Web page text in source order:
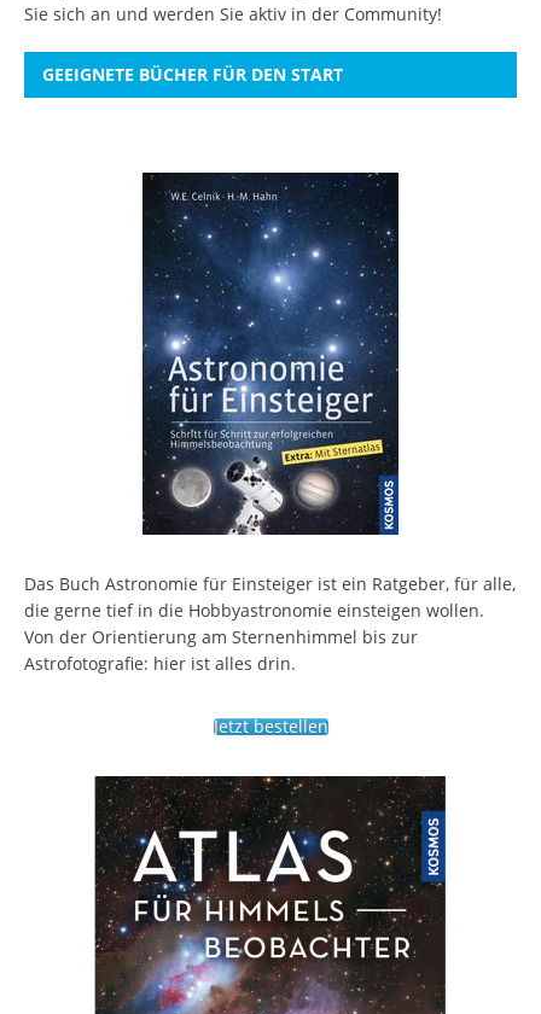
Sie sich an und werden Sie aktiv in der Community!
GEEIGNETE BÜCHER FÜR DEN START
Das Buch Astronomie für Einsteiger ist ein Ratgeber, für alle,
die gerne tief in die Hobbyastronomie einsteigen wollen.
Von der Orientierung am Sternenhimmel bis zur
Astrofotografie: hier ist alles drin.
Jetzt bestellen